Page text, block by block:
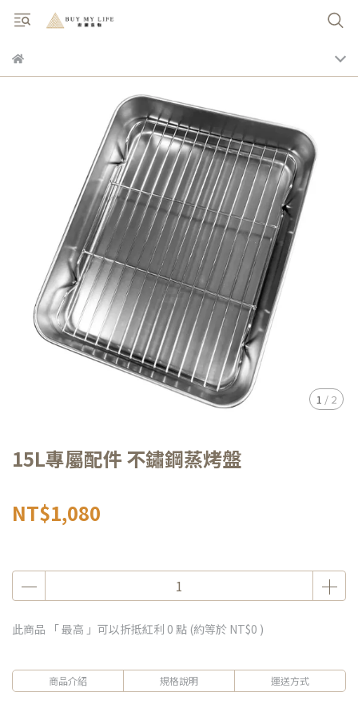
1 / 2
15L專屬配件 不鏽鋼蒸烤盤
NT$1,080
此商品 「 最高 」可以折抵紅利 0 點 (約等於 NT$0 )
商品介紹 規格說明 運送方式